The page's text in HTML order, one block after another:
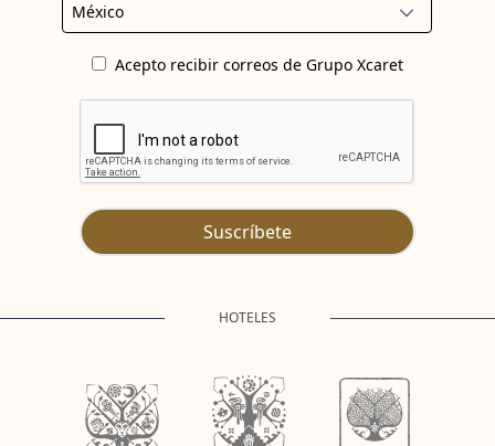
Acepto recibir correos de Grupo Xcaret
Suscríbete
HOTELES